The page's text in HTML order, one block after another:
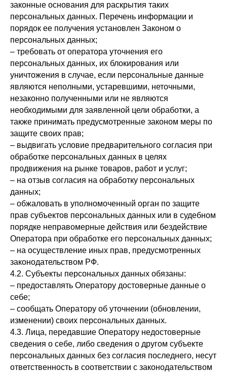
законные основания для раскрытия таких
персональных данных. Перечень информации и
порядок ее получения установлен Законом о
персональных данных;
– требовать от оператора уточнения его
персональных данных, их блокирования или
уничтожения в случае, если персональные данные
являются неполными, устаревшими, неточными,
незаконно полученными или не являются
необходимыми для заявленной цели обработки, а
также принимать предусмотренные законом меры по
защите своих прав;
– выдвигать условие предварительного согласия при
обработке персональных данных в целях
продвижения на рынке товаров, работ и услуг;
– на отзыв согласия на обработку персональных
данных;
– обжаловать в уполномоченный орган по защите
прав субъектов персональных данных или в судебном
порядке неправомерные действия или бездействие
Оператора при обработке его персональных данных;
– на осуществление иных прав, предусмотренных
законодательством РФ.
4.2. Субъекты персональных данных обязаны:
– предоставлять Оператору достоверные данные о
себе;
– сообщать Оператору об уточнении (обновлении,
изменении) своих персональных данных.
4.3. Лица, передавшие Оператору недостоверные
сведения о себе, либо сведения о другом субъекте
персональных данных без согласия последнего, несут
ответственность в соответствии с законодательством